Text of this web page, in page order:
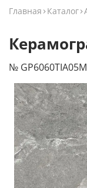
Главная Каталог
№ GP6060TIA05M